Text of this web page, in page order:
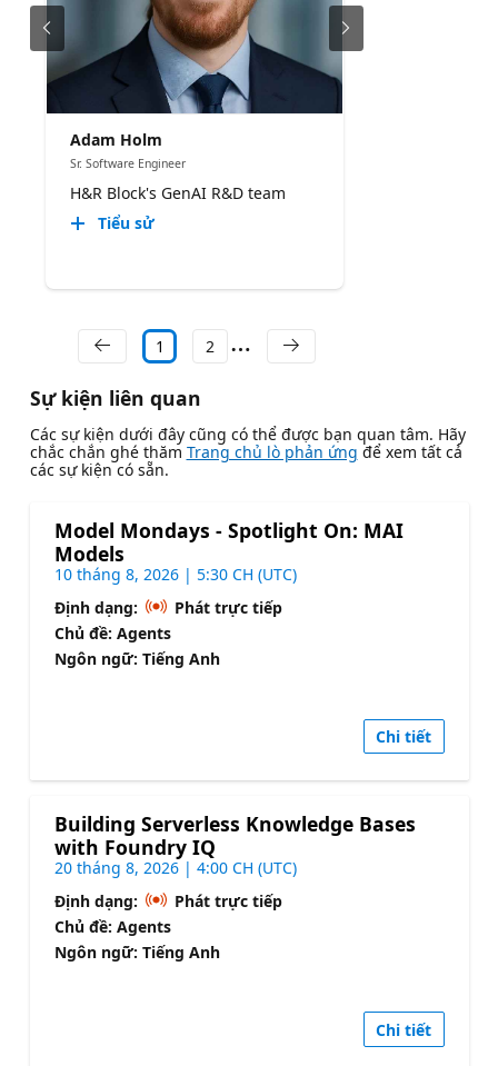
Adam Holm
Sr. Software Engineer
H&R Block's GenAI R&D team
Tiểu sử
1 2
Sự kiện liên quan
Các sự kiện dưới đây cũng có thể được bạn quan tâm. Hãy
chắc chắn ghé thăm Trang chủ lò phản ứng để xem tất cả
các sự kiện có sẵn.
Model Mondays - Spotlight On: MAI
Models
10 tháng 8, 2026 | 5:30 CH (UTC)
Định dạng:
Phát trực tiếp
Chủ đề: Agents
Ngôn ngữ: Tiếng Anh
Chi tiết
Building Serverless Knowledge Bases
with Foundry IQ
20 tháng 8, 2026 | 4:00 CH (UTC)
Định dạng:
Phát trực tiếp
Chủ đề: Agents
Ngôn ngữ: Tiếng Anh
Chi tiết